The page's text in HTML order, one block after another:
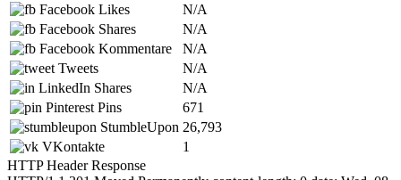
Facebook Likes
N/A
Facebook Shares
N/A
Facebook Kommentare
N/A
Tweets
N/A
LinkedIn Shares
N/A
Pinterest Pins
671
StumbleUpon 26,793
VKontakte
1
HTTP Header Response